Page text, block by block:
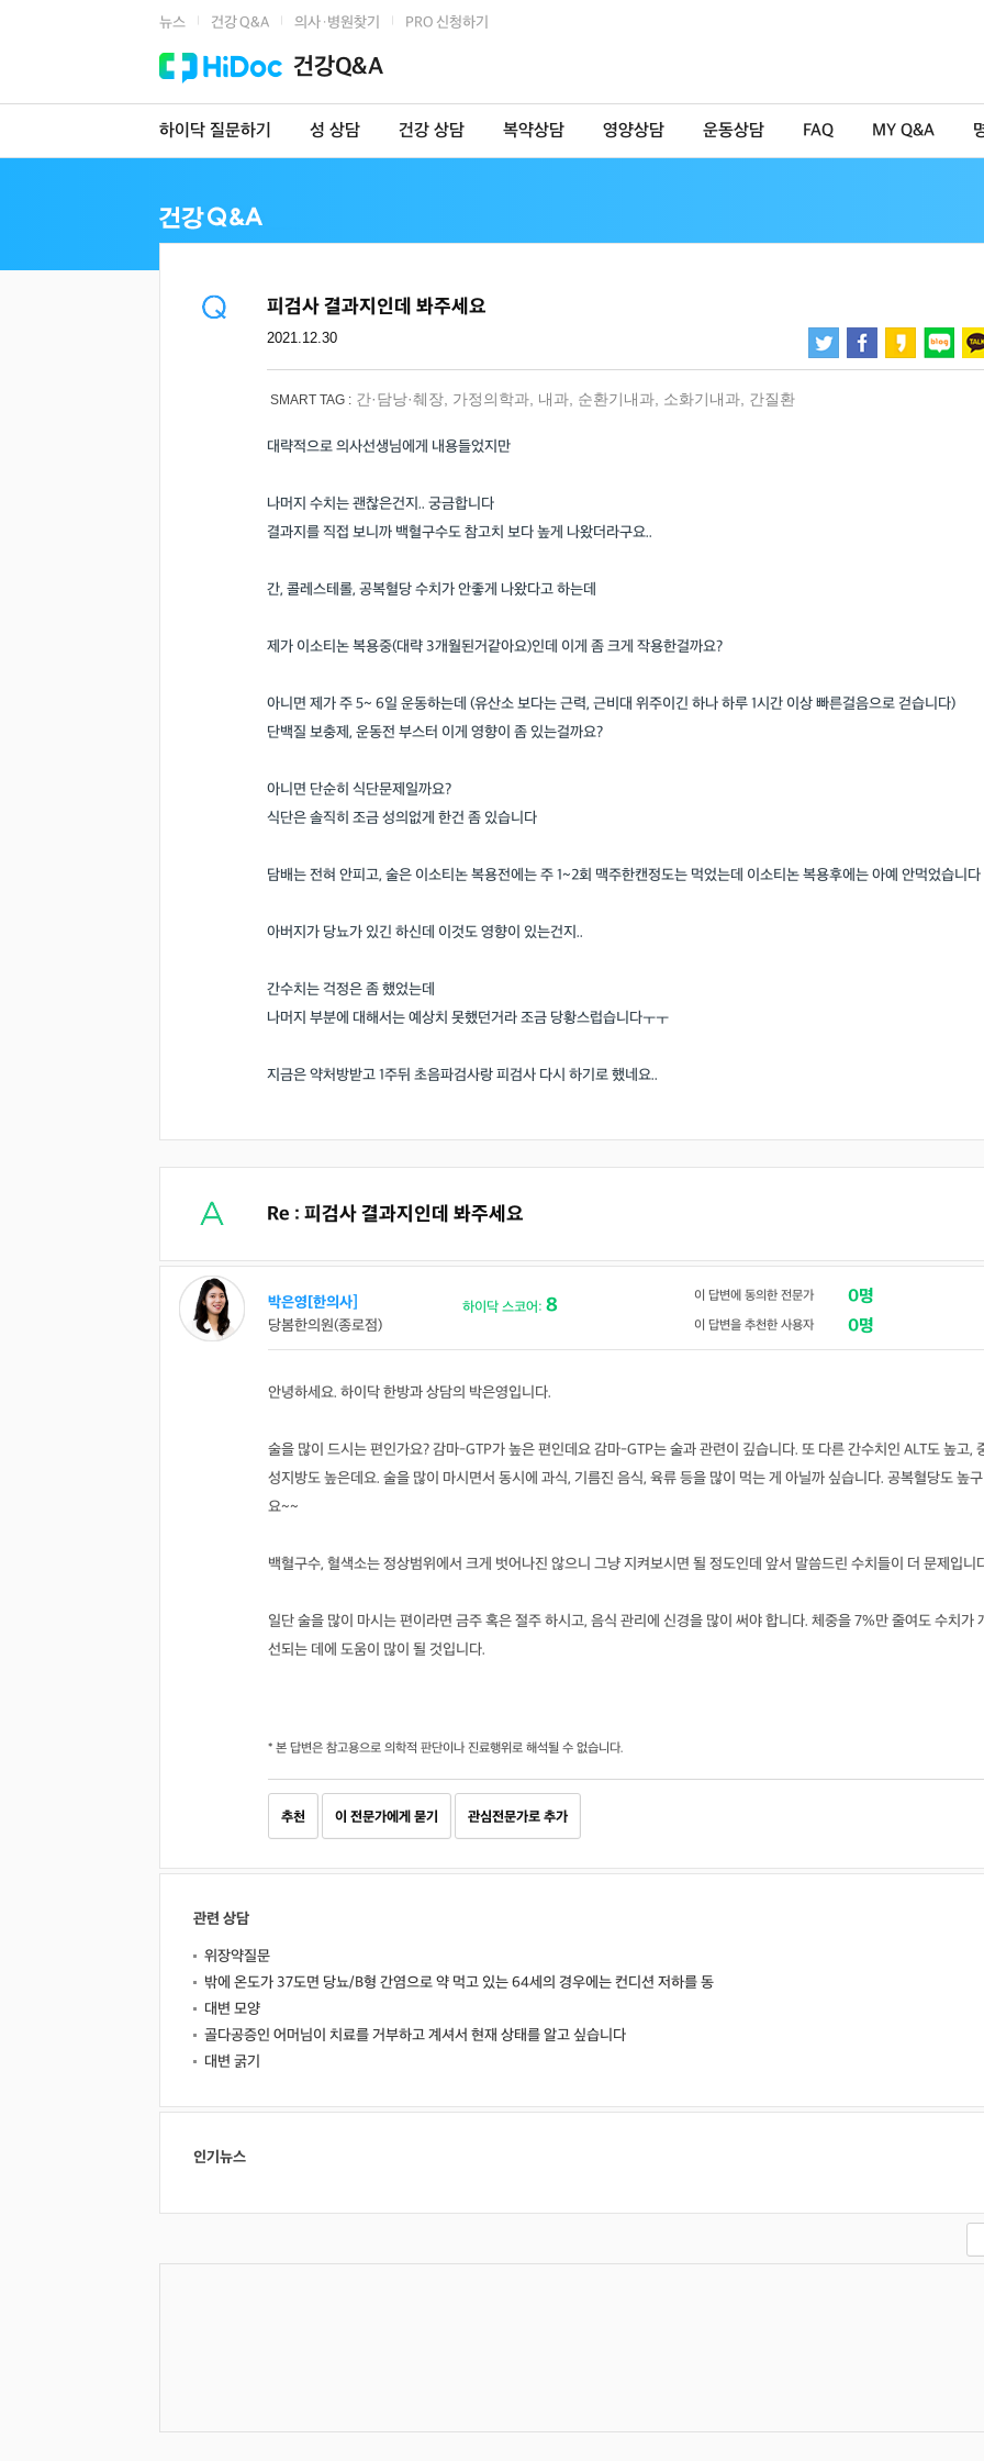
뉴스 건강 Q&A 의사·병원찾기 PRO 신청하기
건강Q&A
하이닥 질문하기 성 상담 건강 상담 복약상담 영양상담 운동상담 FAQ MY Q&A
피검사 결과지인데 봐주세요
2021.12.30
SMART TAG : 간·담낭·췌장 가정의학과 내과 순환기내과 소화기내과 간질환
대략적으로 의사선생님에게 내용들었지만
나머지 수치는 괜찮은건지.. 궁금합니다
결과지를 직접 보니까 백혈구수도 참고치 보다 높게 나왔더라구요..
간, 콜레스테롤, 공복혈당 수치가 안좋게 나왔다고 하는데
제가 이소티논 복용중(대략 3개월된거같아요)인데 이게 좀 크게 작용한걸까요?
아니면 제가 주 5~ 6일 운동하는데 (유산소 보다는 근력, 근비대 위주이긴 하나 하루 1시간 이상 빠른걸음으로 걷습니다)
단백질 보충제, 운동전 부스터 이게 영향이 좀 있는걸까요?
아니면 단순히 식단문제일까요?
식단은 솔직히 조금 성의없게 한건 좀 있습니다
담배는 전혀 안피고, 술은 이소티논 복용전에는 주 1~2회 맥주한캔정도는 먹었는데 이소티논 복용후에는 아예 안먹었습니다
아버지가 당뇨가 있긴 하신데 이것도 영향이 있는건지..
간수치는 걱정은 좀 했었는데
나머지 부분에 대해서는 예상치 못했던거라 조금 당황스럽습니다ㅜㅜ
지금은 약처방받고 1주뒤 초음파검사랑 피검사 다시 하기로 했네요..
Re : 피검사 결과지인데 봐주세요
박은영[한의사]
당봄한의원(종로점)
하이닥 스코어: 8 이 답변에 동의한 전문가 0명
이 답변을 추천한 사용자 0명
안녕하세요. 하이닥 한방과 상담의 박은영입니다.
술을 많이 드시는 편인가요? 감마-GTP가 높은 편인데요 감마-GTP는 술과 관련이 깊습니다. 또 다른 간수치인 ALT도 높고,
성지방도 높은데요. 술을 많이 마시면서 동시에 과식, 기름진 음식, 육류 등을 많이 먹는 게 아닐까 싶습니다. 공복혈당도 높구
요~~
백혈구수, 혈색소는 정상범위에서 크게 벗어나진 않으니 그냥 지켜보시면 될 정도인데 앞서 말씀드린 수치들이 더 문제입니
일단 술을 많이 마시는 편이라면 금주 혹은 절주 하시고, 음식 관리에 신경을 많이 써야 합니다. 체중을 7%만 줄여도 수치가
선되는 데에 도움이 많이 될 것입니다.
* 본 답변은 참고용으로 의학적 판단이나 진료행위로 해석될 수 없습니다.
추천 이 전문가에게 묻기 관심전문가로 추가
관련 상담
위장약질문
밖에 온도가 37도면 당뇨/B형 간염으로 약 먹고 있는 64세의 경우에는 컨디션 저하를 동
대변 모양
골다공증인 어머님이 치료를 거부하고 계셔서 현재 상태를 알고 싶습니다
대변 굵기
인기뉴스